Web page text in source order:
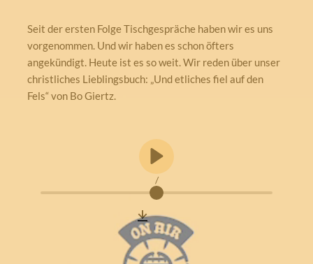
Seit der ersten Folge Tischgespräche haben wir es uns
vorgenommen. Und wir haben es schon öfters
angekündigt. Heute ist es so weit. Wir reden über unser
christliches Lieblingsbuch: „Und etliches fiel auf den
Fels“ von Bo Giertz.
/